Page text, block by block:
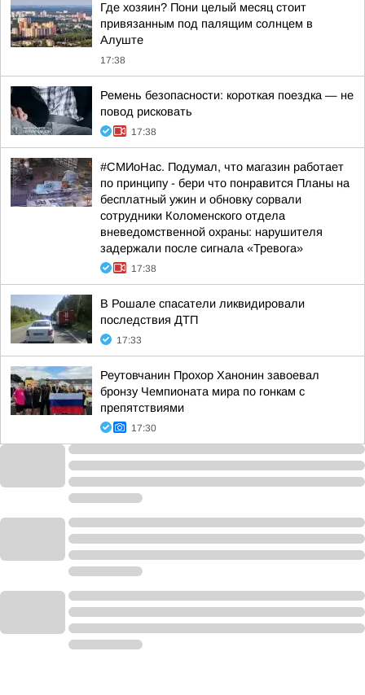
Где хозяин? Пони целый месяц стоит
привязанным под палящим солнцем в
Алуште
17:38
Ремень безопасности: короткая поездка — не
повод рисковать
17:38
#СМИоНас. Подумал, что магазин работает
по принципу - бери что понравится Планы на
бесплатный ужин и обновку сорвали
сотрудники Коломенского отдела
вневедомственной охраны: нарушителя
задержали после сигнала «Тревога»
17:38
В Рошале спасатели ликвидировали
последствия ДТП
17:33
Реутовчанин Прохор Ханонин завоевал
бронзу Чемпионата мира по гонкам с
препятствиями
17:30